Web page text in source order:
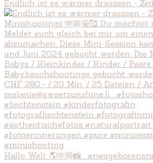
Endlich ist es wärmer draussen -
Hallo Welt 🌎🫶🏼📸 .